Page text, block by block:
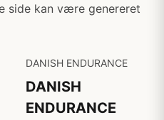
side kan være genereret
DANISH ENDURANCE
DANISH
ENDURANCE